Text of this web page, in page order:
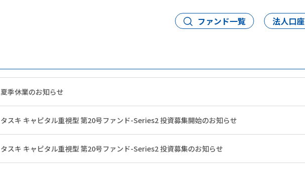
ファンド一覧 法人口
夏季休業のお知らせ
タスキ キャピタル重視型 第20号ファンド-Series2 投資募集開始のお知らせ
タスキ キャピタル重視型 第20号ファンド-Series2 投資募集のお知らせ